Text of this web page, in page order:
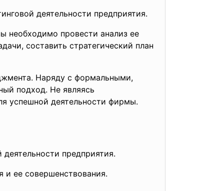
деятельности предприятия.
необходимо провести анализ ее
составить стратегический план
Наряду с формальными,
подход. Не являясь
успешной деятельности фирмы.
предприятия.
и ее совершенствования.